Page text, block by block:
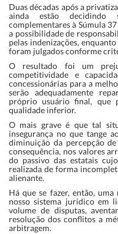
Duas décadas após a
ainda estão
complementares à Súmula
a possibilidade de
pelas indenizações,
foram julgados conforme
O resultado foi um
competitividade e
concessionárias para a
serão adequadamente
próprio usuário final, que
qualidade inferior.
O mais grave é que tal
insegurança no que tange
diminuição da percepção
consequência, nos valores
do passivo das estatais
realizada de forma
alienante.
Há que se fazer, então,
nosso sistema jurídico em
volume de disputas,
resolução dos conflitos a
arbitragem.